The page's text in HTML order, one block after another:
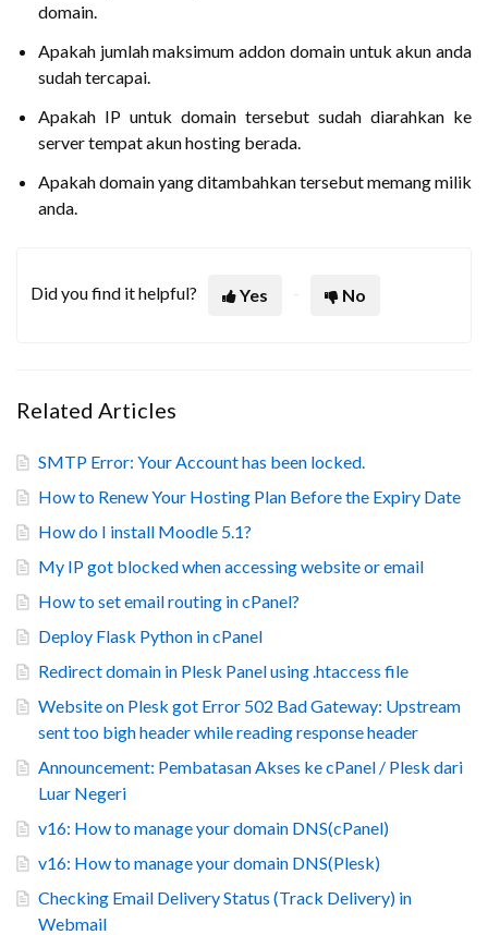
domain.
Apakah jumlah maksimum addon domain untuk akun anda
sudah tercapai.
Apakah IP untuk domain tersebut sudah diarahkan ke
server tempat akun hosting berada.
Apakah domain yang ditambahkan tersebut memang milik
anda.
Did you find it helpful? Yes No
Related Articles
SMTP Error: Your Account has been locked.
How to Renew Your Hosting Plan Before the Expiry Date
How do I install Moodle 5.1?
My IP got blocked when accessing website or email
How to set email routing in cPanel?
Deploy Flask Python in cPanel
Redirect domain in Plesk Panel using .htaccess file
Website on Plesk got Error 502 Bad Gateway: Upstream
sent too bigh header while reading response header
Announcement: Pembatasan Akses ke cPanel / Plesk dari
Luar Negeri
v16: How to manage your domain DNS(cPanel)
v16: How to manage your domain DNS(Plesk)
Checking Email Delivery Status (Track Delivery) in
Webmail